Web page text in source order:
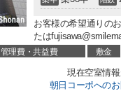
お客様の希望通りの
たは
管理費・共益費 敷金
現在空室情報
朝日コーポへの